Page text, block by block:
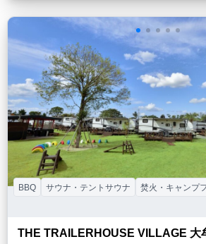
THE TRAILERHOUSE VILLAGE 大
BBQ サウナ・テントサウナ 焚火・キャンプ